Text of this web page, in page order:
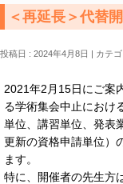
＜再延長＞代替
投稿日 : 2024年4月8日 カテ
2021年2月15日にご案
る学術集会中止におけ
単位、講習単位、発表
更新の資格申請単位）
ます。
特に、開催者の先生方